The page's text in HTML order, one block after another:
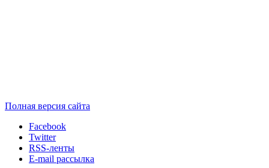
Полная версия сайта
Facebook
Twitter
RSS-ленты
E-mail рассылка